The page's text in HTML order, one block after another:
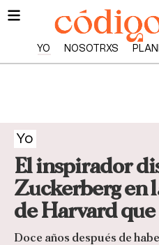
YO NOSOTRXS
Yo
El inspirador
Zuckerberg en
de Harvard
Doce años después de